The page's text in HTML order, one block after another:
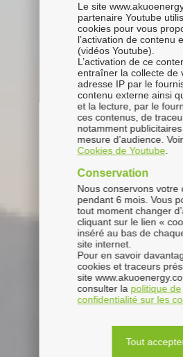
Le site
partenaire Youtube
cookies pour vous
l’activation de contenu
(vidéos Youtube).
L’activation de ce
entraîner la collecte de
adresse IP par le
contenu externe ainsi
et la lecture, par le
ces contenus, de
notamment
mesure d’audience.
Cookies de Youtube
Conservation
Nous conservons votre
pendant 6 mois. Vous
tout moment changer
cliquant sur le lien «
inséré au bas de
site internet.
Pour en savoir
cookies et traceurs
site
consulter la politique de
confidentialité sur les
Tout